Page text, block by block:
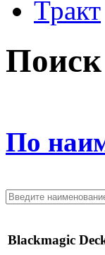
Тракт
Поиск
По
Blackmagic